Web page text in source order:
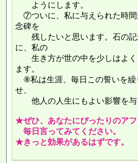
ようにします。
⑦ついに、私に与えられた時間
念碑を
残したいと思います。石の記
に、私の
生き方が世の中を少しはよく
ます。
⑧私は生涯、毎日この誓いを繰
せ、
他人の人生にもよい影響
★ぜひ、あなたにぴったりのア
毎日言ってみてください。
★きっと効果があるはずです。